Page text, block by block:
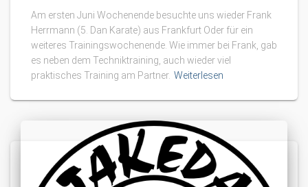
Am ersten Juni Wochenende besuchte uns wieder Frank
Herrmann (5. Dan Karate) aus Frankfurt Oder für ein
weiteres Trainingswochenende. Wie immer bei Frank, gab
es neben dem Techniktraining, auch wieder viel
praktisches Training am Partner. Weiterlesen